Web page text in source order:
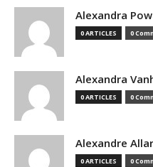
Alexandra
0 ARTICLES 0
Alexandra
0 ARTICLES 0
Alexandre
0 ARTICLES 0